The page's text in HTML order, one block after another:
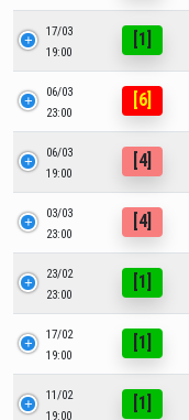
17/03
19:00
[1]
06/03
23:00
[6]
06/03
19:00
[4]
03/03
23:00
[4]
23/02
23:00
[1]
17/02
19:00
[1]
11/02
19:00
[1]